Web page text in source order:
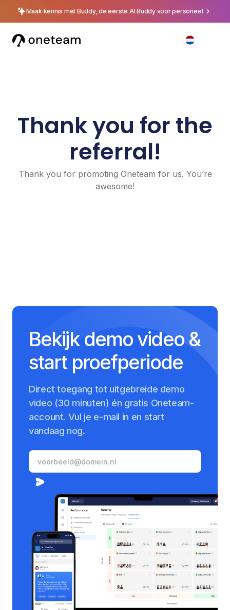
Maak kennis met Buddy, de eerste AI Buddy voor personeel
Thank you for the
referral!
Thank you for promoting Oneteam for us. You’re
awesome!
Bekijk demo video &
start proefperiode
Direct toegang tot uitgebreide demo
video (30 minuten) én gratis Oneteam-
account. Vul je e-mail in en start
vandaag nog.